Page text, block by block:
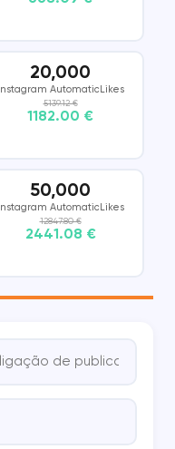
20,000
Instagram AutomaticLikes
5139.12 €
1182.00 €
50,000
Instagram AutomaticLikes
12847.80 €
2441.08 €